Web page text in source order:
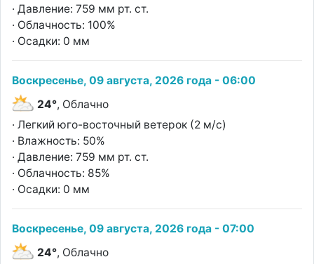
· Давление: 759 мм рт. ст.
· Облачность: 100%
· Осадки: 0 мм
Воскресенье, 09 августа, 2026 года - 06:00
24°, Облачно
· Легкий юго-восточный ветерок (2 м/с)
· Влажность: 50%
· Давление: 759 мм рт. ст.
· Облачность: 85%
· Осадки: 0 мм
Воскресенье, 09 августа, 2026 года - 07:00
24°, Облачно